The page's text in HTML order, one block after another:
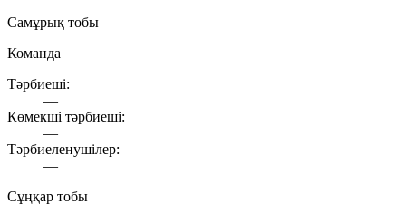
Самұрық тобы
Команда
Тәрбиеші:
—
Көмекші тәрбиеші:
—
Тәрбиеленушілер:
—
Сұңқар тобы